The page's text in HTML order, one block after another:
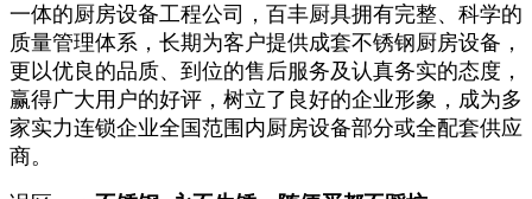
一体的厨房设备工程公司，百丰厨具拥有完整、科学的
质量管理体系，长期为客户提供成套不锈钢厨房设备，
更以优良的品质、到位的售后服务及认真务实的态度，
赢得广大用户的好评，树立了良好的企业形象，成为多
家实力连锁企业全国范围内厨房设备部分或全配套供应
商。